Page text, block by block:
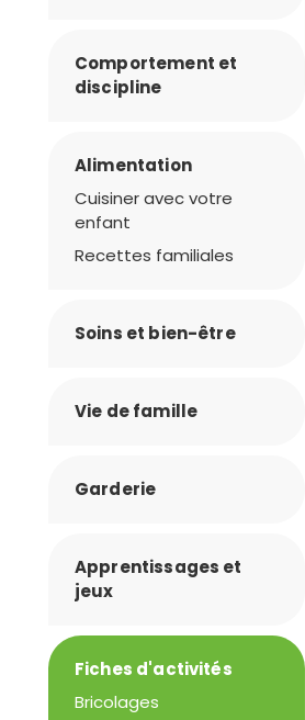
Comportement et
discipline
Alimentation
Cuisiner avec votre
enfant
Recettes familiales
Soins et bien-être
Vie de famille
Garderie
Apprentissages et
jeux
Fiches d'activités
Bricolages